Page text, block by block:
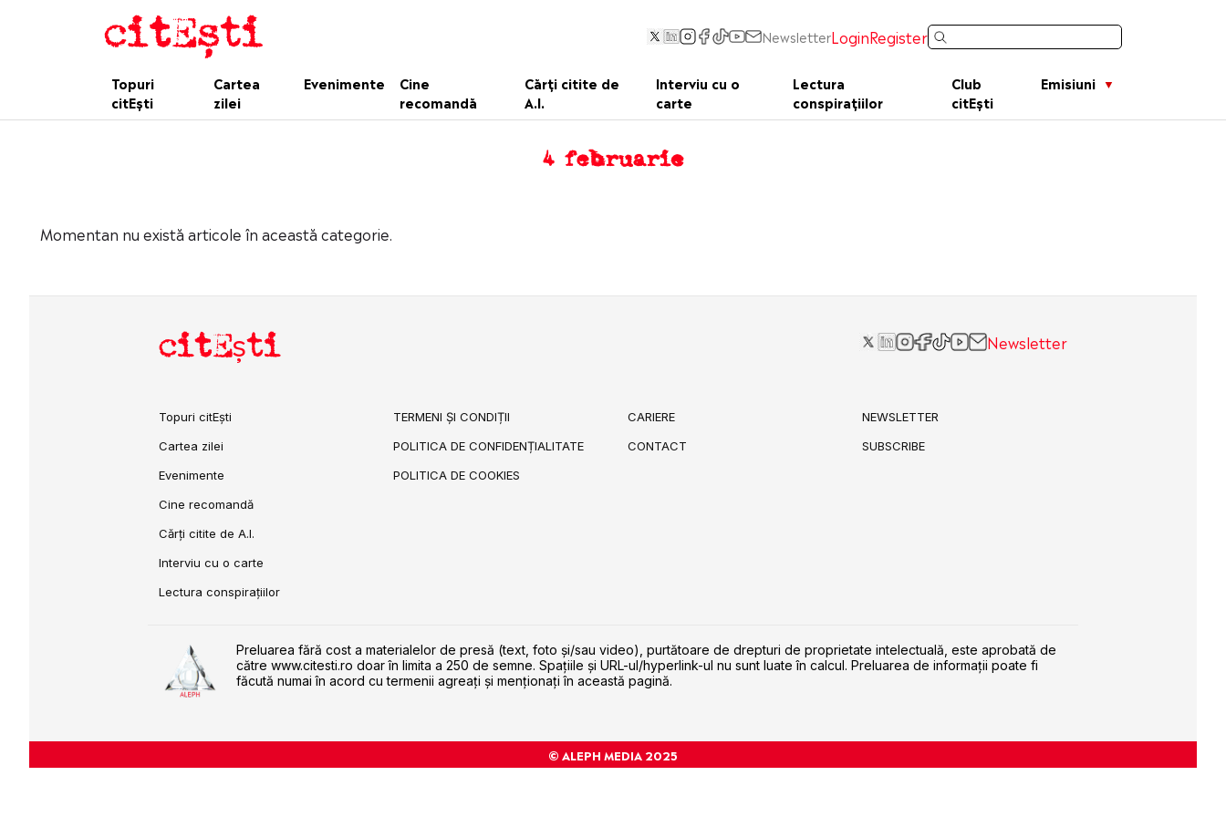
NewsletterLoginRegister
Topuri
citEști
Cartea
zilei
Evenimente
Cine
recomandă
Cărți citite de
A.I.
Interviu cu o
carte
Lectura
conspirațiilor
Club
citEști
Emisiuni
4 februarie
Momentan nu există articole în această categorie.
citEști Newsletter
Topuri citEști
Cartea zilei
Evenimente
Cine recomandă
Cărți citite de A.I.
Interviu cu o carte
Lectura conspirațiilor
TERMENI ȘI CONDIȚII
POLITICA DE CONFIDENȚIALITATE
POLITICA DE COOKIES
CARIERE
CONTACT
NEWSLETTER
SUBSCRIBE
Preluarea fără cost a materialelor de presă (text, foto și/sau video), purtătoare de drepturi de proprietate intelectuală, este aprobată de
către www.citesti.ro doar în limita a 250 de semne. Spaţiile şi URL-ul/hyperlink-ul nu sunt luate în calcul. Preluarea de informaţii poate fi
făcută numai în acord cu termenii agreaţi şi menţionaţi în această pagină.
© ALEPH MEDIA 2025